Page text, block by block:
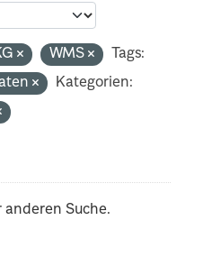
WMS
Tags:
Kategorien:
anderen Suche.